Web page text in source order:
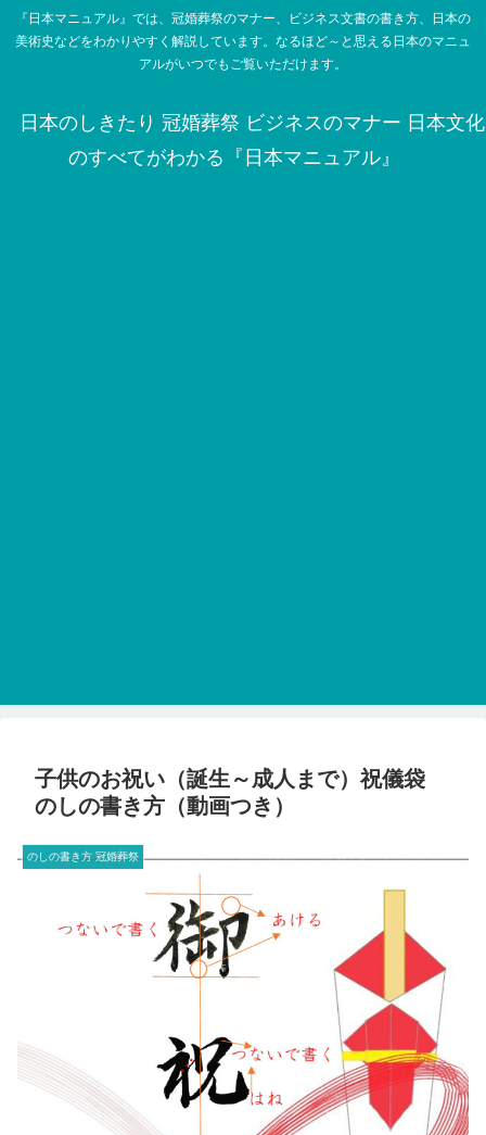
『日本マニュアル』では、冠婚葬祭のマナー、ビジネス文書の書き方、日本の
美術史などをわかりやすく解説しています。なるほど～と思える日本のマニュ
アルがいつでもご覧いただけます。
日本のしきたり 冠婚葬祭 ビジネスのマナー 日本文化
のすべてがわかる『日本マニュアル』
子供のお祝い（誕生～成人まで）祝儀袋
のしの書き方（動画つき）
のしの書き方 冠婚葬祭